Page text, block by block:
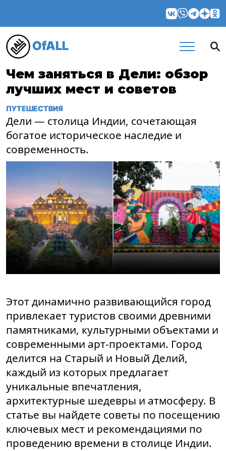
OfALL
Чем заняться в Дели: обзор
лучших мест и советов
ПУТЕШЕСТВИЯ
Дели — столица Индии, сочетающая
богатое историческое наследие и
современность.
Этот динамично развивающийся город
привлекает туристов своими древними
памятниками, культурными объектами и
современными арт-проектами. Город
делится на Старый и Новый Делий,
каждый из которых предлагает
уникальные впечатления,
архитектурные шедевры и атмосферу. В
статье вы найдете советы по посещению
ключевых мест и рекомендациями по
проведению времени в столице Индии.